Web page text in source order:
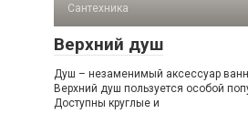
Сантехника
Верхний душ
Душ – незаменимый аксессуар
Верхний душ пользуется особой
Доступны круглые и